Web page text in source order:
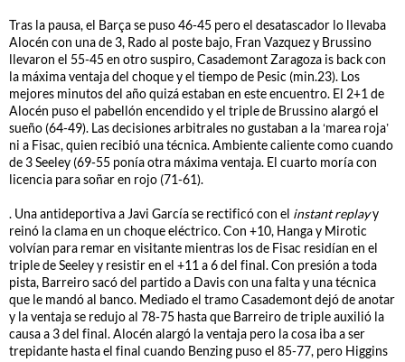
Tras la pausa, el Barça se puso 46-45 pero el desatascador lo llevaba
Alocén con una de 3, Rado al poste bajo, Fran Vazquez y Brussino
llevaron el 55-45 en otro suspiro, Casademont Zaragoza is back con
la máxima ventaja del choque y el tiempo de Pesic (min.23). Los
mejores minutos del año quizá estaban en este encuentro. El 2+1 de
Alocén puso el pabellón encendido y el triple de Brussino alargó el
sueño (64-49). Las decisiones arbitrales no gustaban a la ‘marea roja’
ni a Fisac, quien recibió una técnica. Ambiente caliente como cuando
de 3 Seeley (69-55 ponía otra máxima ventaja. El cuarto moría con
licencia para soñar en rojo (71-61).
. Una antideportiva a Javi García se rectificó con el instant replayy
reinó la clama en un choque eléctrico. Con +10, Hanga y Mirotic
volvían para remar en visitante mientras los de Fisac residían en el
triple de Seeley y resistir en el +11 a 6 del final. Con presión a toda
pista, Barreiro sacó del partido a Davis con una falta y una técnica
que le mandó al banco. Mediado el tramo Casademont dejó de anotar
y la ventaja se redujo al 78-75 hasta que Barreiro de triple auxilió la
causa a 3 del final. Alocén alargó la ventaja pero la cosa iba a ser
trepidante hasta el final cuando Benzing puso el 85-77, pero Higgins